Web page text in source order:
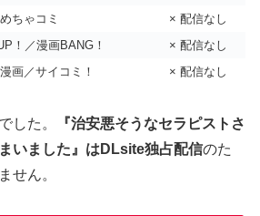
ちゃコミ
× 配信なし
！／漫画BANG！
× 配信なし
画／サイコミ！
× 配信なし
した。
『治安悪そうなセラピストさ
いました』はDLsite独占配信のた
せん。